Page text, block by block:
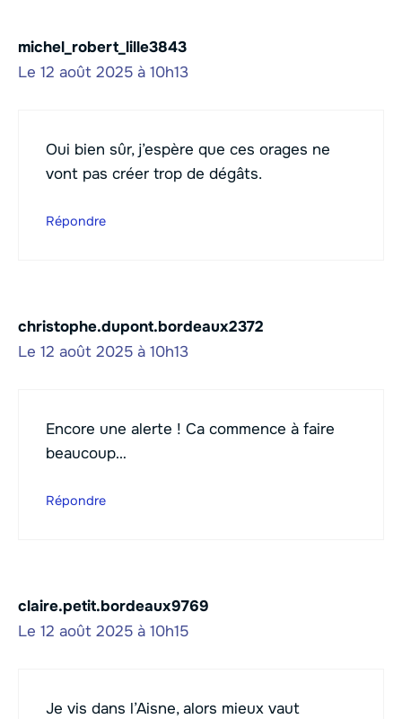
michel_robert_lille3843
Le 12 août 2025 à 10h13
Oui bien sûr, j’espère que ces orages ne
vont pas créer trop de dégâts.
Répondre
christophe.dupont.bordeaux2372
Le 12 août 2025 à 10h13
Encore une alerte ! Ca commence à faire
beaucoup…
Répondre
claire.petit.bordeaux9769
Le 12 août 2025 à 10h15
Je vis dans l’Aisne, alors mieux vaut